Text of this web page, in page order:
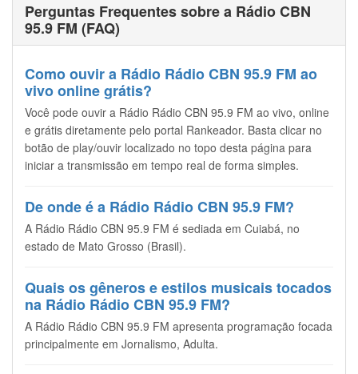
Perguntas Frequentes sobre a Rádio CBN
95.9 FM (FAQ)
Como ouvir a Rádio Rádio CBN 95.9 FM ao
vivo online grátis?
Você pode ouvir a Rádio Rádio CBN 95.9 FM ao vivo, online
e grátis diretamente pelo portal Rankeador. Basta clicar no
botão de play/ouvir localizado no topo desta página para
iniciar a transmissão em tempo real de forma simples.
De onde é a Rádio Rádio CBN 95.9 FM?
A Rádio Rádio CBN 95.9 FM é sediada em Cuiabá, no
estado de Mato Grosso (Brasil).
Quais os gêneros e estilos musicais tocados
na Rádio Rádio CBN 95.9 FM?
A Rádio Rádio CBN 95.9 FM apresenta programação focada
principalmente em Jornalismo, Adulta.